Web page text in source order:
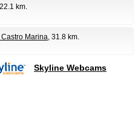
, 22.1 km.
Marina , 31.8 km.
Skyline Webcams